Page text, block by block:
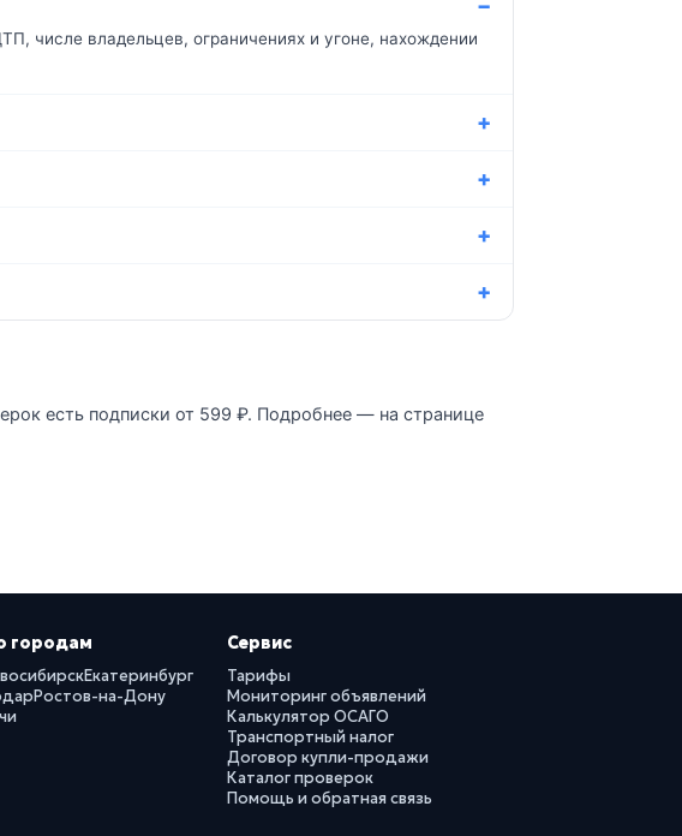
числе владельцев, ограничениях и угоне, нахождении
есть подписки от 599 ₽. Подробнее — на странице
городам
Екатеринбург
Ростов-на-Дону
Сервис
Тарифы
Мониторинг объявлений
Калькулятор ОСАГО
Транспортный налог
Договор купли-продажи
Каталог проверок
Помощь и обратная связь